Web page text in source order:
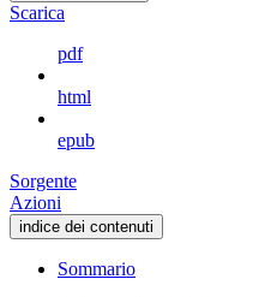
Scarica
pdf
html
epub
Sorgente
Azioni
indice dei contenuti
Sommario